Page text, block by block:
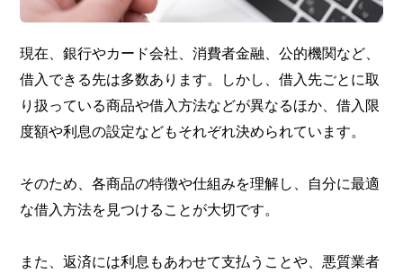
現在、銀行やカード会社、消費者金融、公的機関など、
借入できる先は多数あります。しかし、借入先ごとに取
り扱っている商品や借入方法などが異なるほか、借入限
度額や利息の設定などもそれぞれ決められています。
そのため、各商品の特徴や仕組みを理解し、自分に最適
な借入方法を見つけることが大切です。
また、返済には利息もあわせて支払うことや、悪質業者